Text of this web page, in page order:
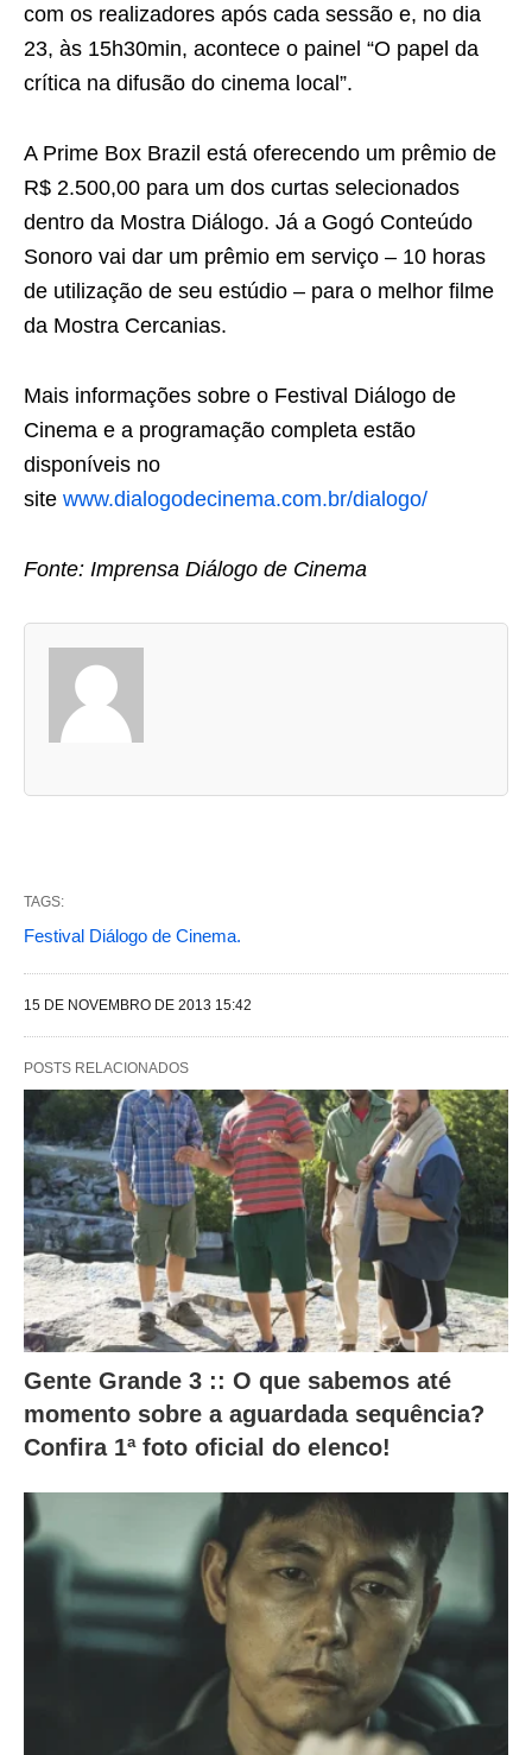
com os realizadores após cada sessão e, no dia
23, às 15h30min, acontece o painel “O papel da
crítica na difusão do cinema local”.
A Prime Box Brazil está oferecendo um prêmio de
R$ 2.500,00 para um dos curtas selecionados
dentro da Mostra Diálogo. Já a Gogó Conteúdo
Sonoro vai dar um prêmio em serviço – 10 horas
de utilização de seu estúdio – para o melhor filme
da Mostra Cercanias.
Mais informações sobre o Festival Diálogo de
Cinema e a programação completa estão
disponíveis no
site www.dialogodecinema.com.br/dialogo/
Fonte: Imprensa Diálogo de Cinema
a
s
e
g
i
n
t
e
s
a
l
t
e
r
a
m
TAGS:
Festival Diálogo de Cinema.
15 DE NOVEMBRO DE 2013 15:42
POSTS RELACIONADOS
Gente Grande 3 :: O que sabemos até
momento sobre a aguardada sequência?
Confira 1ª foto oficial do elenco!